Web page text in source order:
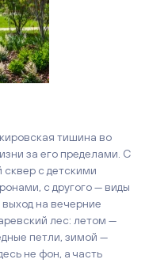
тишина во
за его пределами. С
сквер с детскими
с другого — виды
на вечерние
лес: летом —
петли, зимой —
не фон, а часть